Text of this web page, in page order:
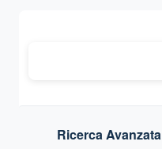
Ricerca Avanzata